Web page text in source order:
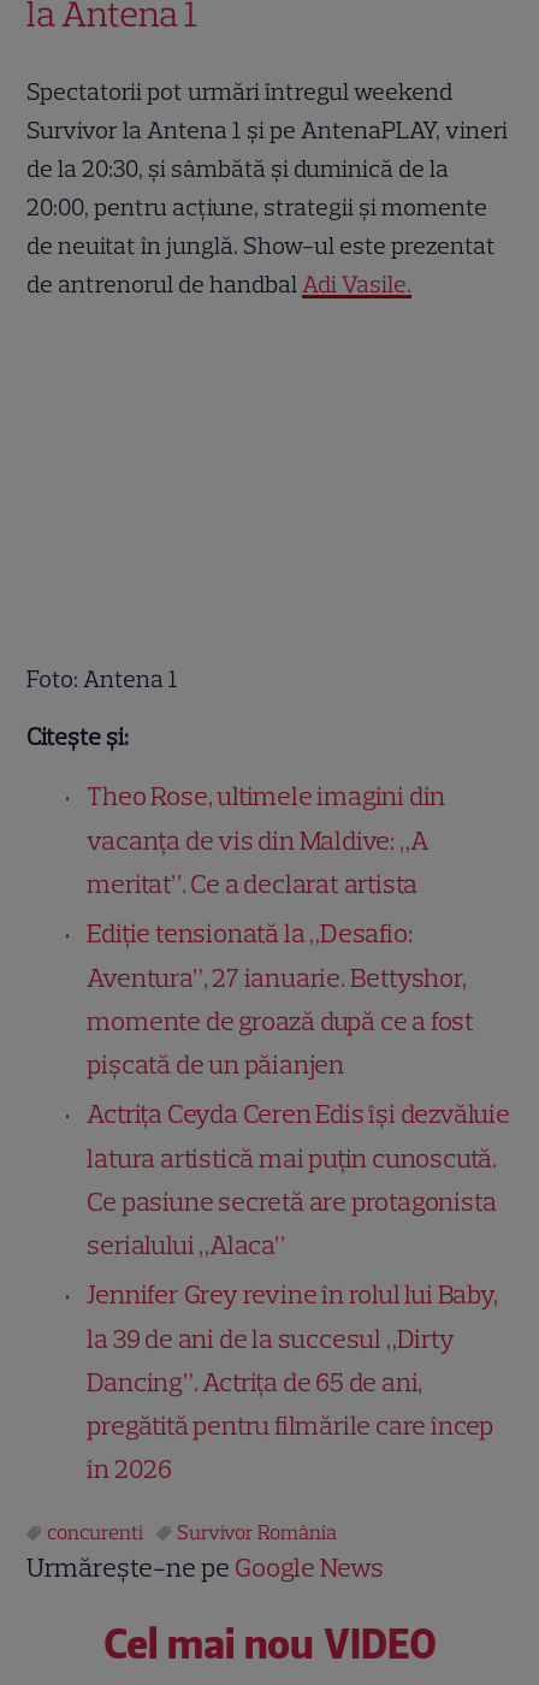
la Antena 1
Spectatorii pot urmări întregul weekend
Survivor la Antena 1 și pe AntenaPLAY, vineri
de la 20:30, și sâmbătă și duminică de la
20:00, pentru acțiune, strategii și momente
de neuitat în junglă. Show-ul este prezentat
de antrenorul de handbalAdi Vasile.
Foto: Antena 1
Citește și:
Theo Rose, ultimele imagini din
vacanța de vis din Maldive: „A
meritat”. Ce a declarat artista
Ediție tensionată la „Desafio:
Aventura”, 27 ianuarie. Bettyshor,
momente de groază după ce a fost
pișcată de un păianjen
Actrița Ceyda Ceren Edis își dezvăluie
latura artistică mai puțin cunoscută.
Ce pasiune secretă are protagonista
serialului „Alaca”
Jennifer Grey revine în rolul lui Baby,
la 39 de ani de la succesul „Dirty
Dancing”. Actrița de 65 de ani,
pregătită pentru filmările care încep
în 2026
concurenti Survivor România
Urmărește-ne pe Google News
Cel mai nou VIDEO